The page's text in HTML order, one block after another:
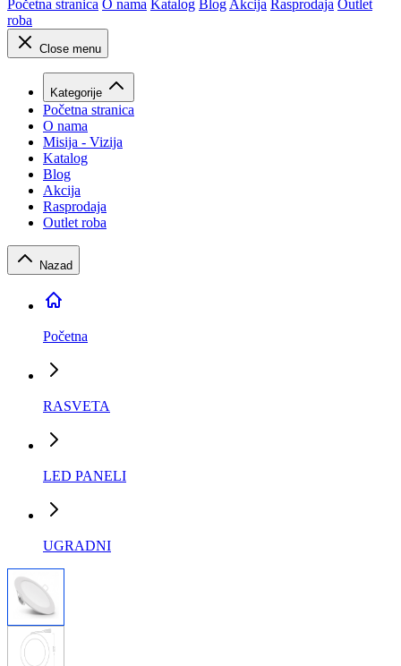
Početna stranica O nama Katalog Blog Akcija Rasprodaja Outlet
roba
Close menu
Kategorije
Početna stranica
O nama
Misija - Vizija
Katalog
Blog
Akcija
Rasprodaja
Outlet roba
Nazad
Početna
RASVETA
LED PANELI
UGRADNI